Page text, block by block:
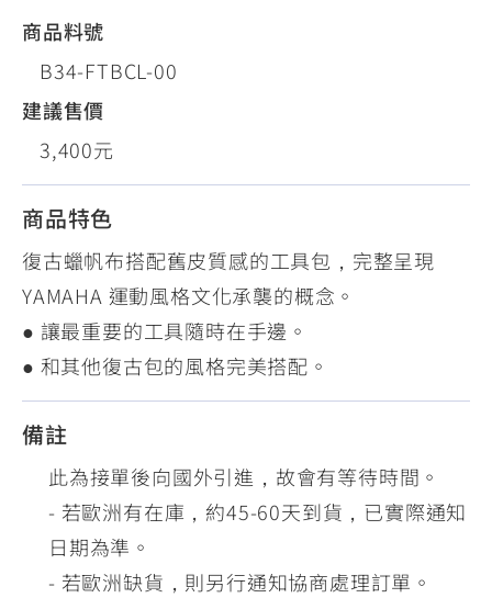
商品料號
B34-FTBCL-00
建議售價
3,400元
商品特色
復古蠟帆布搭配舊皮質感的工具包，完整呈現
YAMAHA 運動風格文化承襲的概念。
● 讓最重要的工具隨時在手邊。
● 和其他復古包的風格完美搭配。
備註
此為接單後向國外引進，故會有等待時間。
- 若歐洲有在庫，約45-60天到貨，已實際通知
日期為準。
- 若歐洲缺貨，則另行通知協商處理訂單。